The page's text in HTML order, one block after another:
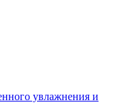
увлажнения и